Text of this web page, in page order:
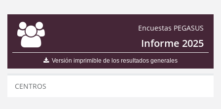
Encuestas PEGASUS
Informe 2025
Versión imprimible de los resultados generales
CENTROS